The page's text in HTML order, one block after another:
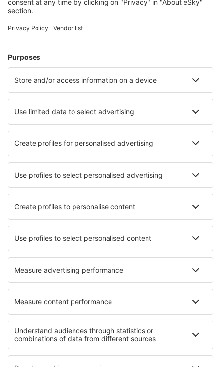
Hotels in USA - Beliebte Städte
Hotels in Panama City Beach Hotels in Dillon
Hotels in Bethany Beach
Die besten Hotels - Städte
Hotels in Vallanes Hotels in Saint-Honoré-les-Bains
Hotels in Vuostimo Hotels in 23 August
Hotels Taicheng Hotels in Celledizzo
Hotels in den Great Smoky Mountains
Hotels in Lassen-Volcanic-Nationalpark
Hotels im Arches-Nationalpark Hotels in Veracruz